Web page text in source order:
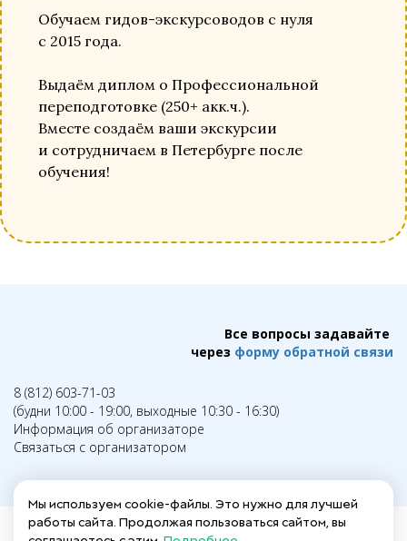
Обучаем гидов-экскурсоводов с нуля
с 2015 года.
Выдаём диплом о Профессиональной
переподготовке (250+ акк.ч.).
Вместе создаём ваши экскурсии
и сотрудничаем в Петербурге после
обучения!
Все вопросы задавайте
через форму обратной связи
8 (812) 603-71-03
(будни 10:00 - 19:00, выходные 10:30 - 16:30)
Информация об организаторе
Связаться с организатором
Мы используем cookie-файлы. Это нужно для лучшей
работы сайта. Продолжая пользоваться сайтом, вы